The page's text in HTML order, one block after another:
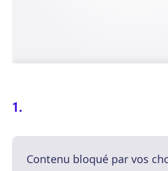
Contenu bloqué par vos